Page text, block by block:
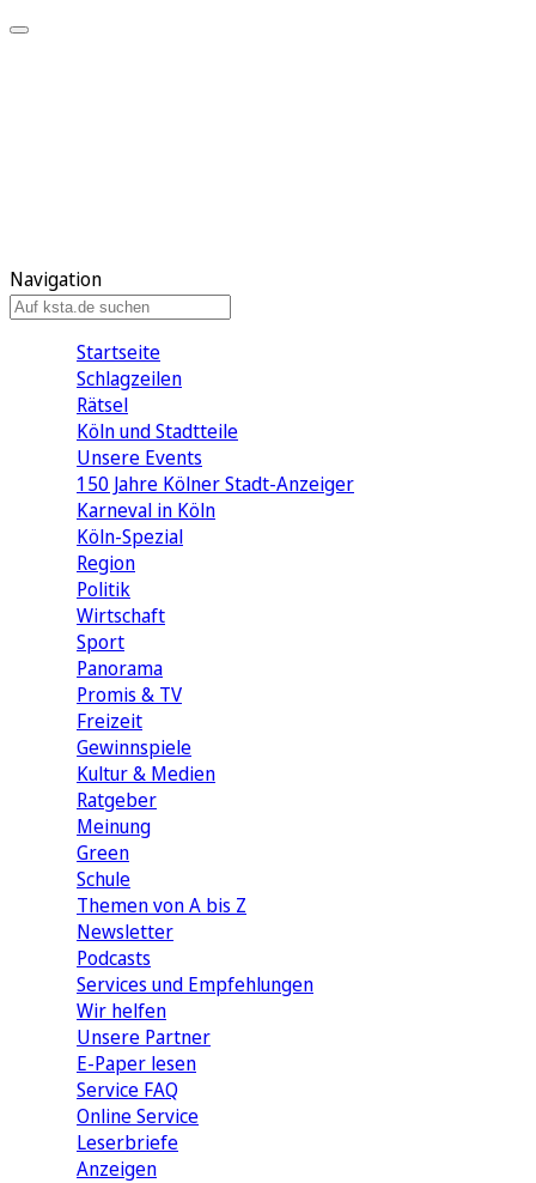
Navigation
Startseite
Schlagzeilen
Rätsel
Köln und Stadtteile
Unsere Events
150 Jahre Kölner Stadt-Anzeiger
Karneval in Köln
Köln-Spezial
Region
Politik
Wirtschaft
Sport
Panorama
Promis & TV
Freizeit
Gewinnspiele
Kultur & Medien
Ratgeber
Meinung
Green
Schule
Themen von A bis Z
Newsletter
Podcasts
Services und Empfehlungen
Wir helfen
Unsere Partner
E-Paper lesen
Service FAQ
Online Service
Leserbriefe
Anzeigen